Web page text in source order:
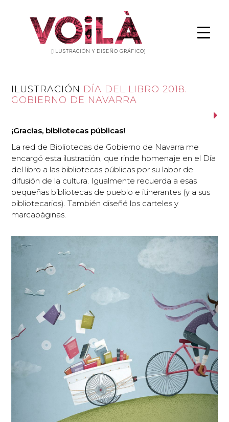
[ILUSTRACIÓN Y DISEÑO GRÁFICO]
ILUSTRACIÓN DÍA DEL LIBRO 2018.
GOBIERNO DE NAVARRA
¡Gracias, bibliotecas públicas!
La red de Bibliotecas de Gobierno de Navarra me
encargó esta ilustración, que rinde homenaje en el Día
del libro a las bibliotecas públicas por su labor de
difusión de la cultura. Igualmente recuerda a esas
pequeñas bibliotecas de pueblo e itinerantes (y a sus
bibliotecarios). También diseñé los carteles y
marcapáginas.